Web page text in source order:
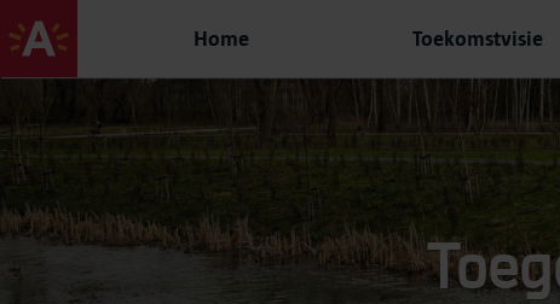
Home Toekomstvisie